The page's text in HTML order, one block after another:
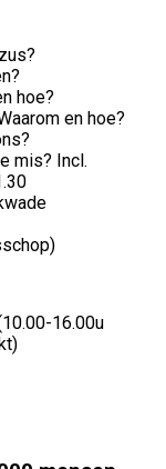
hoe?
en hoe?
mis? Incl.
16.00u